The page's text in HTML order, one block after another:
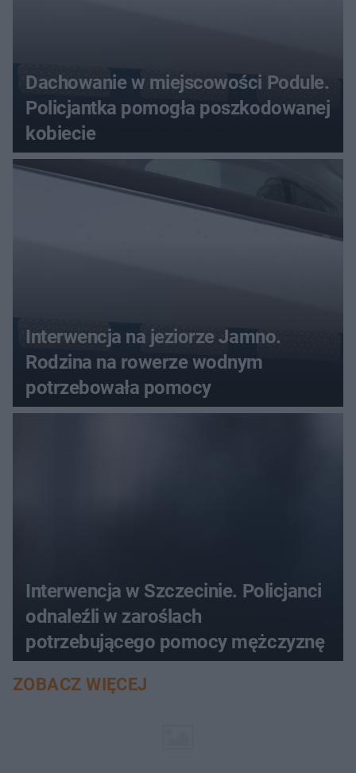
Dachowanie w miejscowości Podule.
Policjantka pomogła poszkodowanej
kobiecie
Interwencja na jeziorze Jamno.
Rodzina na rowerze wodnym
potrzebowała pomocy
Interwencja w Szczecinie. Policjanci
odnaleźli w zaroślach
potrzebującego pomocy mężczyznę
ZOBACZ WIĘCEJ